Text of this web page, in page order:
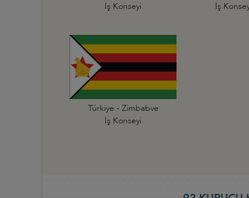
İş Konseyi
İş
Türkiye - Zimbabve
İş Konseyi